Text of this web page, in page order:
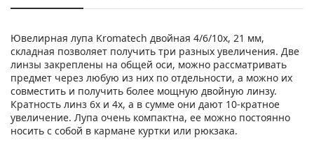
Ювелирная лупа Kromatech двойная 4/6/10x, 21 мм,
складная позволяет получить три разных увеличения. Две
линзы закреплены на общей оси, можно рассматривать
предмет через любую из них по отдельности, а можно их
совместить и получить более мощную двойную линзу.
Кратность линз 6x и 4x, а в сумме они дают 10-кратное
увеличение. Лупа очень компактна, ее можно постоянно
носить с собой в кармане куртки или рюкзака.